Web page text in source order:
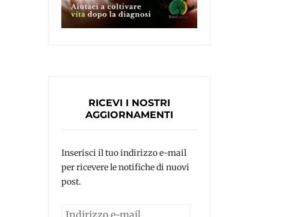
RICEVI I NOSTRI
AGGIORNAMENTI
Inserisci il tuo indirizzo e-mail
per ricevere le notifiche di nuovi
post.
Indirizzo